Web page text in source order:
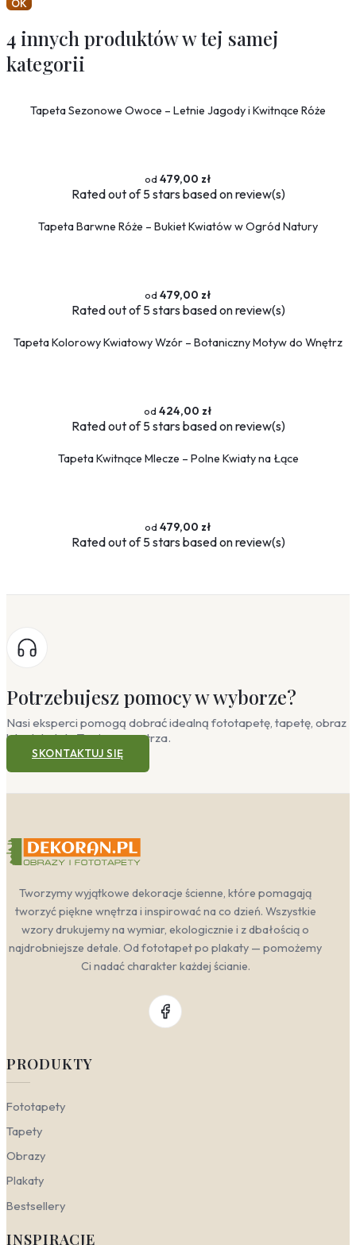
OK
4 innych produktów w tej samej
kategorii
Tapeta Sezonowe Owoce – Letnie Jagody i Kwitnące Róże
479,00 zł
Ratedout of 5 stars based onreview(s)
Tapeta Barwne Róże – Bukiet Kwiatów w Ogród Natury
479,00 zł
Ratedout of 5 stars based onreview(s)
Tapeta Kolorowy Kwiatowy Wzór – Botaniczny Motyw do Wnętrz
424,00 zł
Ratedout of 5 stars based onreview(s)
Tapeta Kwitnące Mlecze – Polne Kwiaty na Łące
479,00 zł
Ratedout of 5 stars based onreview(s)
Potrzebujesz pomocy w wyborze?
Nasi eksperci pomogą dobrać idealną fototapetę, tapetę, obraz
lub plakat do Twojego wnętrza.
SKONTAKTUJ SIĘ
Tworzymy wyjątkowe dekoracje ścienne, które pomagają
tworzyć piękne wnętrza i inspirować na co dzień. Wszystkie
wzory drukujemy na wymiar, ekologicznie i z dbałością o
najdrobniejsze detale. Od fototapet po plakaty — pomożemy
Ci nadać charakter każdej ścianie.
PRODUKTY
Fototapety
Tapety
Obrazy
Plakaty
Bestsellery
INSPIRACJE